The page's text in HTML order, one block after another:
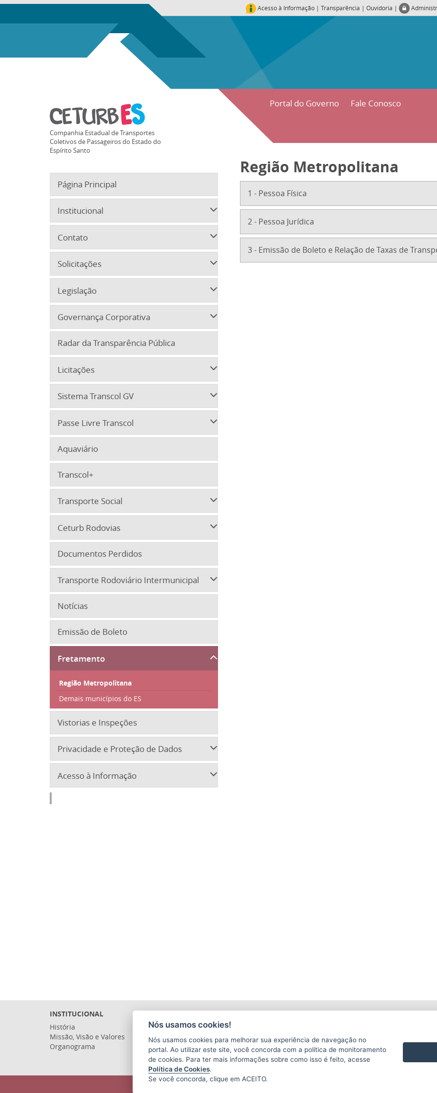
Acesso à Informação | Transparência | Ouvidoria |
Portal do Governo Fale Conosco
Companhia Estadual de Transportes
Coletivos de Passageiros do Estado do
Espírito Santo
Página Principal
Institucional
Contato
Solicitações
Legislação
Governança Corporativa
Radar da Transparência Pública
Licitações
Sistema Transcol GV
Passe Livre Transcol
Aquaviário
Transcol+
Transporte Social
Ceturb Rodovias
Documentos Perdidos
Transporte Rodoviário Intermunicipal
Notícias
Emissão de Boleto
Fretamento
Região Metropolitana
Demais municípios do ES
Vistorias e Inspeções
Privacidade e Proteção de Dados
Acesso à Informação
Região Metropolitana
1 - Pessoa Física
2 - Pessoa Jurídica
3 - Emissão de Boleto e Relação de Taxas de
INSTITUCIONAL
História
Missão, Visão e Valores
Organograma
Nós usamos cookies!
Nós usamos cookies para melhorar sua experiência de navegação no
portal. Ao utilizar este site, você concorda com a política de monitoramento
de cookies. Para ter mais informações sobre como isso é feito, acesse
Política de Cookies.
Se você concorda, clique em ACEITO.